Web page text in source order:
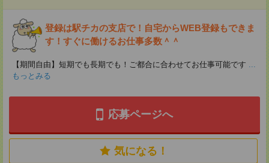
登録は駅チカの支店で！自宅からWEB登録もできま
す！すぐに働けるお仕事多数＾＾
【期間自由】短期でも長期でも！ご都合に合わせてお仕事可能です ...
もっとみる
応募ページへ
気になる！